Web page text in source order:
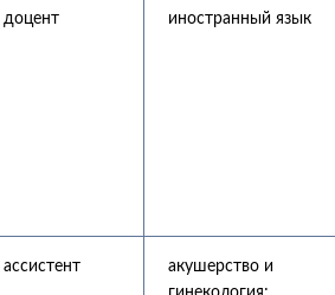
доцент иностранный язык
ассистент
акушерство и